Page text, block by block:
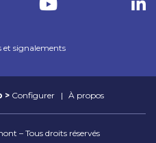
et signalements
– Tous droits réservés
Configurer À propos